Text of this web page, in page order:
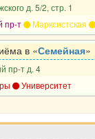
д. 5/2, стр. 1
пр-т
Марксистская
в «Семейная»
пр-т д. 4
Университет